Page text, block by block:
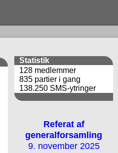
Statistik
128 medlemmer
835 partier i gang
138.250 SMS-ytringer
Referat af
generalforsamling
9. november 2025